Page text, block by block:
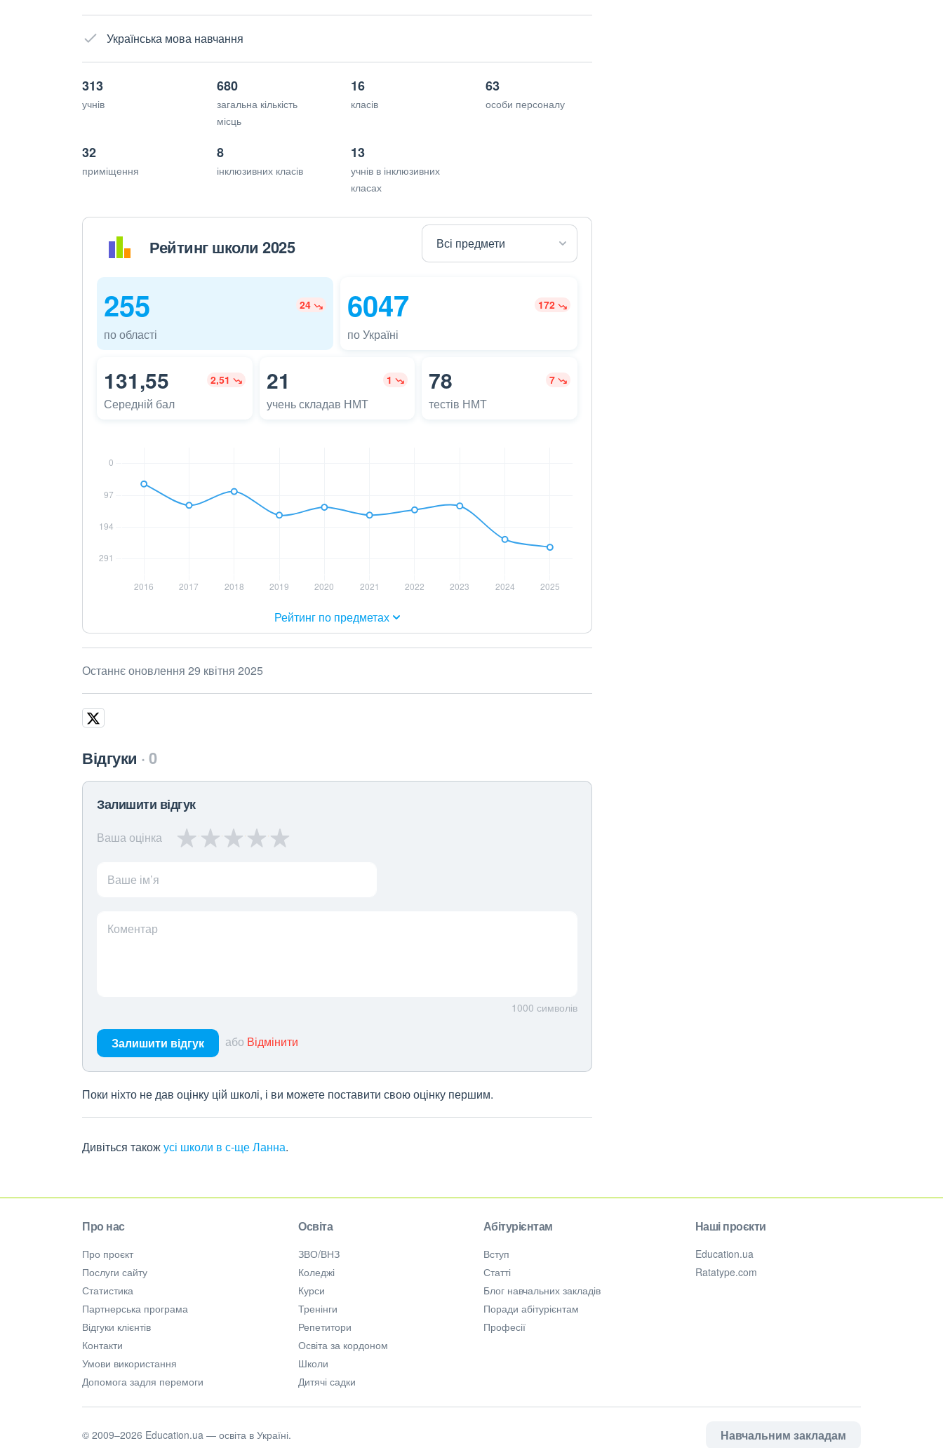
Українська мова навчання
313
учнів
680
загальна кількість
місць
16
класів
63
особи персоналу
32
приміщення
8
інклюзивних класів
13
учнів в інклюзивних
класах
Рейтинг школи 2025
255 24
по області
6047 172
по Україні
131,55 2,51
Середній бал
21 1
учень складав НМТ
78 7
тестів НМТ
Рейтинг по предметах
Останнє оновлення 29 квітня 2025
Відгуки 0
Залишити відгук
Ваша оцінка
Ваше ім’я
Коментар
1000 символів
Залишити відгук або Відмінити
Поки ніхто не дав оцінку цій школі, і ви можете поставити свою оцінку першим.
Дивіться такожусі школи в с-ще Ланна.
Про нас
Про проєкт
Послуги сайту
Статистика
Партнерська програма
Відгуки клієнтів
Контакти
Умови використання
Допомога задля перемоги
Освіта
ЗВО/ВНЗ
Коледжі
Курси
Тренінги
Репетитори
Освіта за кордоном
Школи
Дитячі садки
Абітурієнтам
Вступ
Статті
Блог навчальних закладів
Поради абітурієнтам
Професії
Наші проєкти
Education.ua
Ratatype.com
Навчальним закладам
© 2009–2026 Education.ua — освіта в Україні.